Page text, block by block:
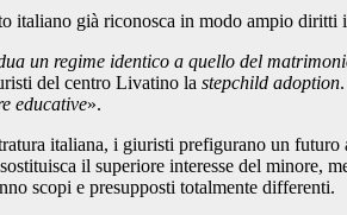
italiano già riconosca in modo ampio
un regime identico a quello del
del centro Livatino la stepchild adoption
educative».
italiana, i giuristi prefigurano un
il superiore interesse del minore,
scopi e presupposti totalmente differenti.